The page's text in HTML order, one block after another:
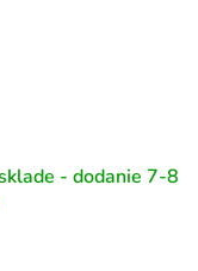
- dodanie 7-8